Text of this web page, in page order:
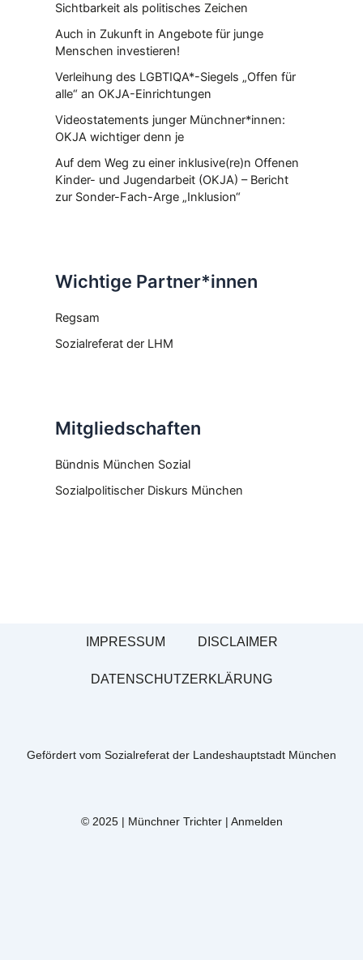
Sichtbarkeit als politisches Zeichen
Auch in Zukunft in Angebote für junge
Menschen investieren!
Verleihung des LGBTIQA*-Siegels „Offen für
alle“ an OKJA-Einrichtungen
Videostatements junger Münchner*innen:
OKJA wichtiger denn je
Auf dem Weg zu einer inklusive(re)n Offenen
Kinder- und Jugendarbeit (OKJA) – Bericht
zur Sonder-Fach-Arge „Inklusion“
Wichtige Partner*innen
Regsam
Sozialreferat der LHM
Mitgliedschaften
Bündnis München Sozial
Sozialpolitischer Diskurs München
IMPRESSUM DISCLAIMER
DATENSCHUTZERKLÄRUNG
Gefördert vom Sozialreferat der Landeshauptstadt München
© 2025 | Münchner Trichter | Anmelden